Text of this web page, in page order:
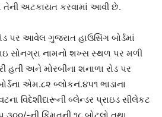
તેની અટકાયત કરવામાં આવી છે.
પર આવેલ ગુજરાત હાઉસિંગ બોર્ડમાં
સોનગ્રા નામનો શખ્સ સ્થળ પર મળી
હતી અને મોરબીના શનાળા રોડ પર
એમ.૮૨ બ્લોકનં.૪૫૧ ભાડાના
વિદેશીદારૂની બ્લેન્ડર પ્રાઇડ સીલેકટ